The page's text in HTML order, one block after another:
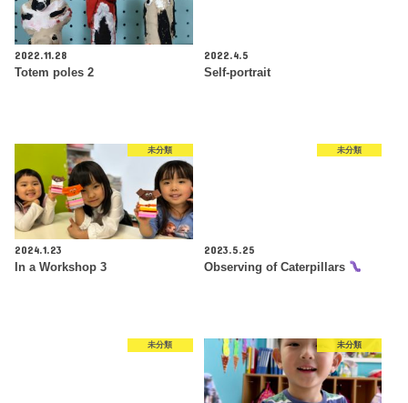
2022.11.28
Totem poles 2
2022.4.5
Self-portrait
未分類
2024.1.23
In a Workshop 3
未分類
2023.5.25
Observing of Caterpillars
未分類 未分類